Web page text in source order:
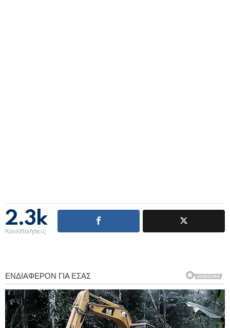
2.3k
Κοινοποιήσεις